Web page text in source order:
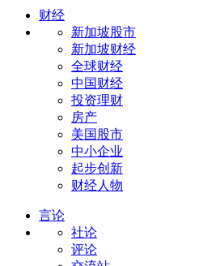
财经
新加坡股市
新加坡财经
全球财经
中国财经
投资理财
房产
美国股市
中小企业
起步创新
财经人物
言论
社论
评论